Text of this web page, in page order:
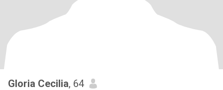
Gloria Cecilia, 64